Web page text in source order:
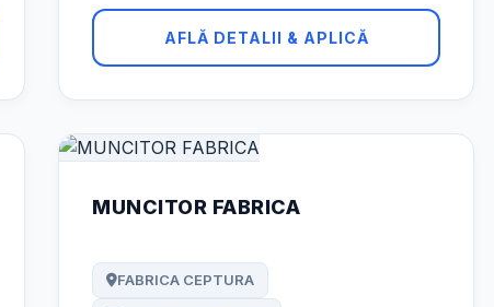
AFLĂ DETALII & APLICĂ
MUNCITOR FABRICA
FABRICA CEPTURA